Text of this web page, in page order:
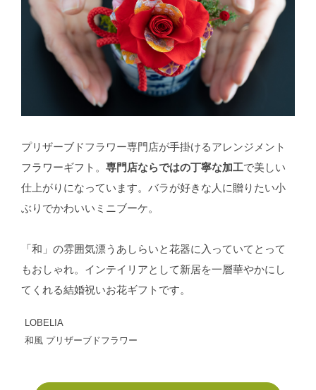
プリザーブドフラワー専門店が手掛けるアレンジメント
フラワーギフト。 専門店ならではの丁寧な加工で美しい
仕上がりになっています。バラが好きな人に贈りたい小
ぶりでかわいいミニブーケ。
「和」の雰囲気漂うあしらいと花器に入っていてとって
もおしゃれ。インテイリアとして新居を一層華やかにし
てくれる結婚祝いお花ギフトです。
LOBELIA
和風 プリザーブドフラワー